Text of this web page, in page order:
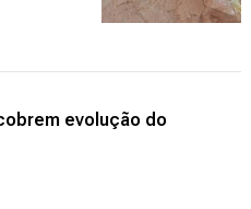
evolução do